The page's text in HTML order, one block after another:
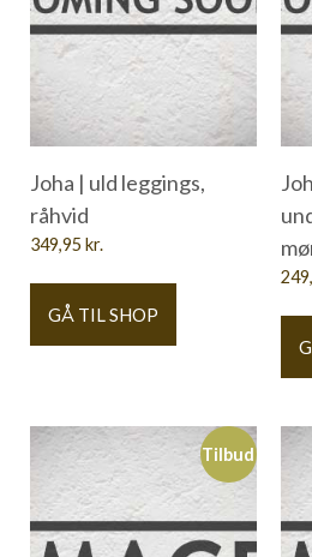
Joha | uld leggings,
råhvid
349,95 kr.
GÅ TIL SHOP
Tilbud